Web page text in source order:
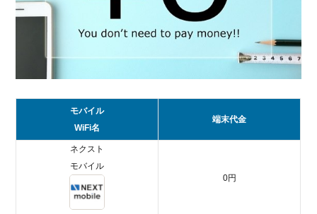
月額
を比
モバイル
WiFi名
端末代金
ネクスト
モバイル
0円